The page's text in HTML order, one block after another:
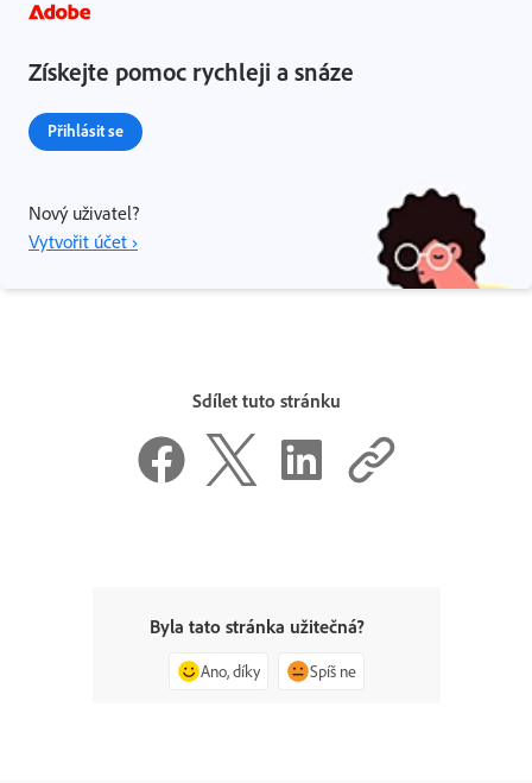
Získejte pomoc rychleji a snáze
Přihlásit se
Nový uživatel?
Vytvořit účet ›
Sdílet tuto stránku
Byla tato stránka užitečná?
Ano, díky Spíš ne